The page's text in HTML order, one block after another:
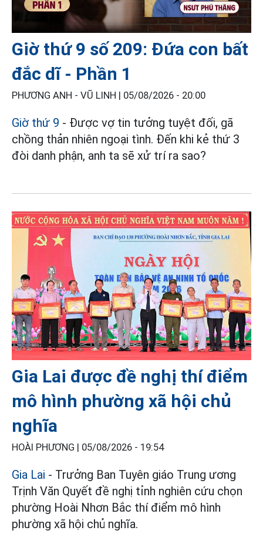
Giờ thứ 9 số 209: Đứa con bất
đắc dĩ - Phần 1
PHƯƠNG ANH - VŨ LINH | 05/08/2026 - 20:00
Giờ thứ 9 - Được vợ tin tưởng tuyệt đối, gã
chồng thản nhiên ngoại tình. Đến khi kẻ thứ 3
đòi danh phận, anh ta sẽ xử trí ra sao?
Gia Lai được đề nghị thí điểm
mô hình phường xã hội chủ
nghĩa
HOÀI PHƯƠNG | 05/08/2026 - 19:54
Gia Lai - Trưởng Ban Tuyên giáo Trung ương
Trịnh Văn Quyết đề nghị tỉnh nghiên cứu chọn
phường Hoài Nhơn Bắc thí điểm mô hình
phường xã hội chủ nghĩa.